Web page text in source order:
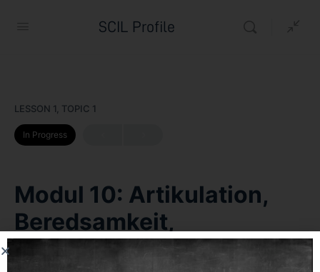
SCIL Profile
LESSON 1, TOPIC 1
In Progress
Modul 10: Artikulation,
Beredsamkeit,
Bildhaftigkeit